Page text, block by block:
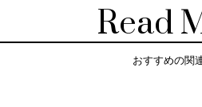
Read
おすすめの関